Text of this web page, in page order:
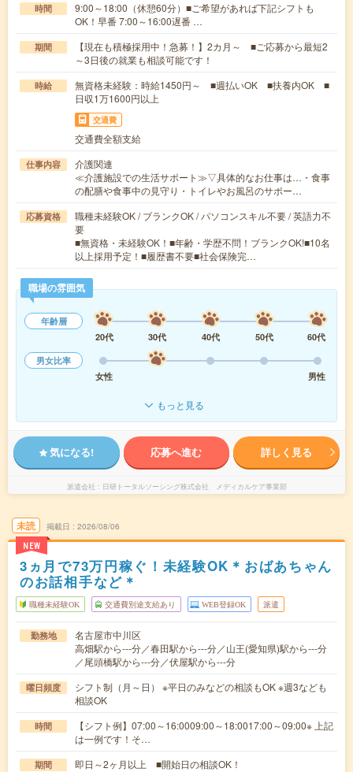
時間
9:00～18:00（休憩60分）■ご希望があれば下記シフトも
OK！早番 7:00～16:00遅番 …
期間
【現在も積極採用中！急募！】2カ月～ ■ご応募から最短2
～3日後の就業も相談可能です！
時給
無資格未経験：時給1450円～ ■週払いOK ■扶養内OK ■
日収1万1600円以上
交通費
交通費全額支給
仕事内容
介護関連
≪介護施設での生活サポート≫▽具体的なお仕事は…・食事
の配膳や食事中の見守り・トイレやお風呂のサポー…
応募資格
職種未経験OK / ブランクOK / パソコンスキル不要 / 英語力不
要
■無資格・未経験OK！■年齢・学歴不問！ブランクOK!■10名
以上採用予定！■履歴書不要■社会保険完…
職場の雰囲気
年齢層
20代
30代 40代 50代
60代
男女比率
女性
男性
もっと見る
気になる! 応募へ進む 詳しく見る
派遣会社 日研トータルソーシング株式会社 メディカルケア事業部
未読
NEW
掲載日 2026/08/06
3ヵ月で73万円稼ぐ！未経験OK＊おばあちゃん
のお話相手など＊
職種未経験OK 交通費別途支給あり WEB登録OK 派遣
勤務地
名古屋市中川区
高畑駅から---分／春田駅から---分／山王(愛知県)駅から---分
／尾頭橋駅から---分／伏屋駅から---分
曜日頻度
シフト制（月～日） ※平日のみなどの相談もOK ※週3なども
相談OK
時間
【シフト例】07:00～16:0009:00～18:0017:00～09:00※ 上記
は一例です！そ…
期間 即日～2ヶ月以上 ■開始日の相談OK！